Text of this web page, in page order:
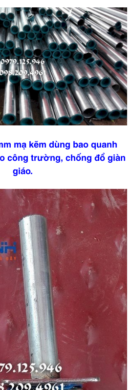
mạ kẽm dùng bao quanh
công trường, chống đổ giàn
giáo.